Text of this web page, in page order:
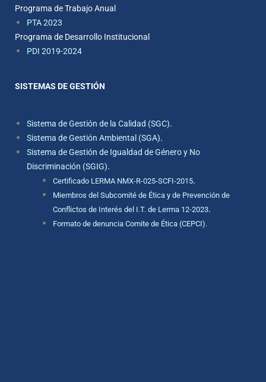
Programa de Trabajo Anual
PTA 2023
Programa de Desarrollo Institucional
PDI 2019-2024
SISTEMAS DE GESTIÓN
Sistema de Gestión de la Calidad (SGC).
Sistema de Gestión Ambiental (SGA).
Sistema de Gestión de Igualdad de Género y No
Discriminación (SGIG).
Certificado LERMA NMX-R-025-SCFI-2015.
Miembros del Subcomité de Ética y de Prevención de
Conflictos de Interés del I.T. de Lerma 12-2023.
Formato de denuncia Comite de Ética (CEPCI).